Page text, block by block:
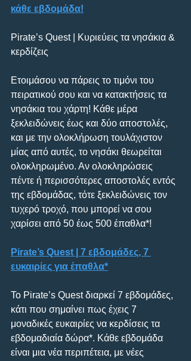
κάθε εβδομάδα!
Pirate’s Quest | Κυριεύεις τα νησάκια &
κερδίζεις
Ετοιμάσου να πάρεις το τιμόνι του
πειρατικού σου και να κατακτήσεις τα
νησάκια του χάρτη! Κάθε μέρα
ξεκλειδώνεις έως και δύο αποστολές,
και με την ολοκλήρωση τουλάχιστον
μίας από αυτές, το νησάκι θεωρείται
ολοκληρωμένο. Αν ολοκληρώσεις
πέντε ή περισσότερες αποστολές εντός
της εβδομάδας, τότε ξεκλειδώνεις τον
τυχερό τροχό, που μπορεί να σου
χαρίσει από 50 έως 500 έπαθλα*!
Pirate’s Quest | 7 εβδομάδες, 7
ευκαιρίες για έπαθλα*
Το Pirate’s Quest διαρκεί 7 εβδομάδες,
κάτι που σημαίνει πως έχεις 7
μοναδικές ευκαιρίες να κερδίσεις τα
εβδομαδιαία δώρα*. Κάθε εβδομάδα
είναι μια νέα περιπέτεια, με νέες